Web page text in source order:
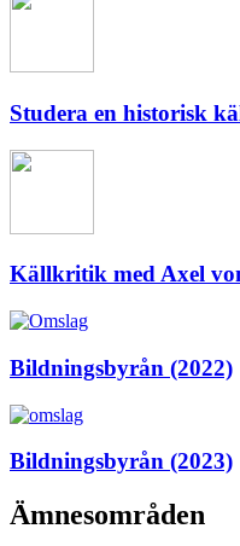
Studera en historisk
Källkritik med Axel
Bildningsbyrån (2022)
Bildningsbyrån (2023)
Ämnesområden